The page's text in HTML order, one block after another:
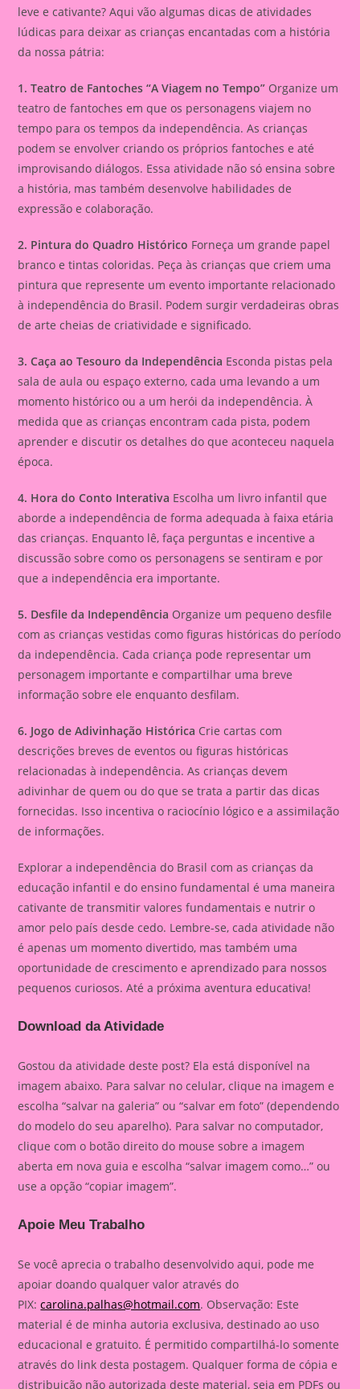
leve e cativante? Aqui vão algumas dicas de atividades
lúdicas para deixar as crianças encantadas com a história
da nossa pátria:
1. Teatro de Fantoches “A Viagem no Tempo” Organize um
teatro de fantoches em que os personagens viajem no
tempo para os tempos da independência. As crianças
podem se envolver criando os próprios fantoches e até
improvisando diálogos. Essa atividade não só ensina sobre
a história, mas também desenvolve habilidades de
expressão e colaboração.
2. Pintura do Quadro Histórico Forneça um grande papel
branco e tintas coloridas. Peça às crianças que criem uma
pintura que represente um evento importante relacionado
à independência do Brasil. Podem surgir verdadeiras obras
de arte cheias de criatividade e significado.
3. Caça ao Tesouro da Independência Esconda pistas pela
sala de aula ou espaço externo, cada uma levando a um
momento histórico ou a um herói da independência. À
medida que as crianças encontram cada pista, podem
aprender e discutir os detalhes do que aconteceu naquela
época.
4. Hora do Conto Interativa Escolha um livro infantil que
aborde a independência de forma adequada à faixa etária
das crianças. Enquanto lê, faça perguntas e incentive a
discussão sobre como os personagens se sentiram e por
que a independência era importante.
5. Desfile da Independência Organize um pequeno desfile
com as crianças vestidas como figuras históricas do período
da independência. Cada criança pode representar um
personagem importante e compartilhar uma breve
informação sobre ele enquanto desfilam.
6. Jogo de Adivinhação Histórica Crie cartas com
descrições breves de eventos ou figuras históricas
relacionadas à independência. As crianças devem
adivinhar de quem ou do que se trata a partir das dicas
fornecidas. Isso incentiva o raciocínio lógico e a assimilação
de informações.
Explorar a independência do Brasil com as crianças da
educação infantil e do ensino fundamental é uma maneira
cativante de transmitir valores fundamentais e nutrir o
amor pelo país desde cedo. Lembre-se, cada atividade não
é apenas um momento divertido, mas também uma
oportunidade de crescimento e aprendizado para nossos
pequenos curiosos. Até a próxima aventura educativa!
Download da Atividade
Gostou da atividade deste post? Ela está disponível na
imagem abaixo. Para salvar no celular, clique na imagem e
escolha “salvar na galeria” ou “salvar em foto” (dependendo
do modelo do seu aparelho). Para salvar no computador,
clique com o botão direito do mouse sobre a imagem
aberta em nova guia e escolha “salvar imagem como…” ou
use a opção “copiar imagem”.
Apoie Meu Trabalho
Se você aprecia o trabalho desenvolvido aqui, pode me
apoiar doando qualquer valor através do
PIX:carolina.palhas@hotmail.com. Observação: Este
material é de minha autoria exclusiva, destinado ao uso
educacional e gratuito. É permitido compartilhá-lo somente
através do link desta postagem. Qualquer forma de cópia e
distribuição não autorizada deste material, seja em PDFs ou